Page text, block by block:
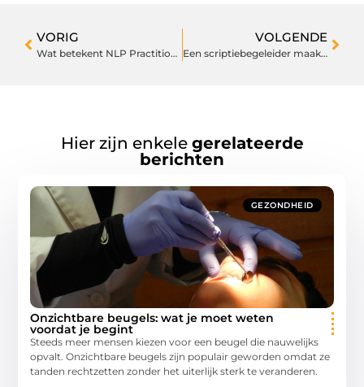
VORIG
Wat betekent NLP Practitioner?
VOLGENDE
Een scriptiebegeleider maakt een scriptie schrijven makkelijker
Hier zijn enkele gerelateerde
berichten
GEZONDHEID
Onzichtbare beugels: wat je moet weten
voordat je begint
Steeds meer mensen kiezen voor een beugel die nauwelijks
opvalt. Onzichtbare beugels zijn populair geworden omdat ze
tanden rechtzetten zonder het uiterlijk sterk te veranderen.